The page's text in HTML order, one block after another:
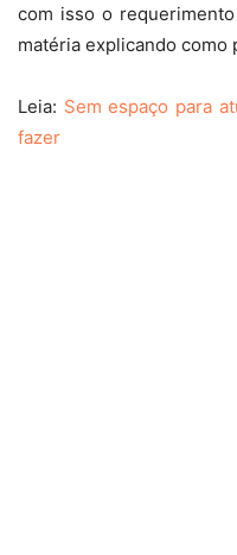
com isso o
matéria explicando como
Leia: Sem espaço para
fazer